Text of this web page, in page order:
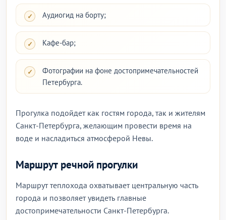
Аудиогид на борту;
Кафе-бар;
Фотографии на фоне достопримечательностей
Петербурга.
Прогулка подойдет как гостям города, так и жителям
Санкт-Петербурга, желающим провести время на
воде и насладиться атмосферой Невы.
Маршрут речной прогулки
Маршрут теплохода охватывает центральную часть
города и позволяет увидеть главные
достопримечательности Санкт-Петербурга.